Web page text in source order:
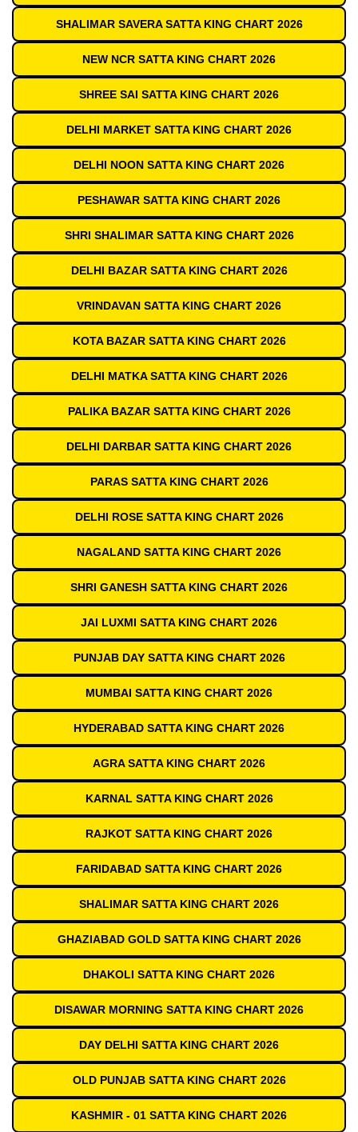
SHALIMAR SAVERA SATTA KING CHART 2026
NEW NCR SATTA KING CHART 2026
SHREE SAI SATTA KING CHART 2026
DELHI MARKET SATTA KING CHART 2026
DELHI NOON SATTA KING CHART 2026
PESHAWAR SATTA KING CHART 2026
SHRI SHALIMAR SATTA KING CHART 2026
DELHI BAZAR SATTA KING CHART 2026
VRINDAVAN SATTA KING CHART 2026
KOTA BAZAR SATTA KING CHART 2026
DELHI MATKA SATTA KING CHART 2026
PALIKA BAZAR SATTA KING CHART 2026
DELHI DARBAR SATTA KING CHART 2026
PARAS SATTA KING CHART 2026
DELHI ROSE SATTA KING CHART 2026
NAGALAND SATTA KING CHART 2026
SHRI GANESH SATTA KING CHART 2026
JAI LUXMI SATTA KING CHART 2026
PUNJAB DAY SATTA KING CHART 2026
MUMBAI SATTA KING CHART 2026
HYDERABAD SATTA KING CHART 2026
AGRA SATTA KING CHART 2026
KARNAL SATTA KING CHART 2026
RAJKOT SATTA KING CHART 2026
FARIDABAD SATTA KING CHART 2026
SHALIMAR SATTA KING CHART 2026
GHAZIABAD GOLD SATTA KING CHART 2026
DHAKOLI SATTA KING CHART 2026
DISAWAR MORNING SATTA KING CHART 2026
DAY DELHI SATTA KING CHART 2026
OLD PUNJAB SATTA KING CHART 2026
KASHMIR - 01 SATTA KING CHART 2026